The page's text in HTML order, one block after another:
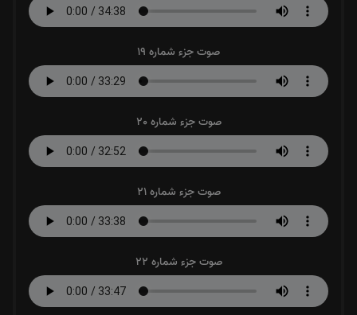
صوت جزء شماره 19
صوت جزء شماره 20
صوت جزء شماره 21
صوت جزء شماره 22